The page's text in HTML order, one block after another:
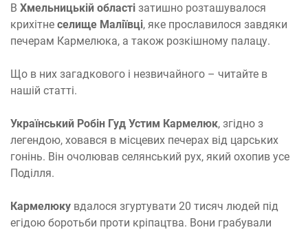
В Хмельницькій області затишно розташувалося
крихітне селище Маліївці, яке прославилося завдяки
печерам Кармелюка, а також розкішному палацу.
Що в них загадкового і незвичайного – читайте в
нашій статті.
Український Робін Гуд Устим Кармелюк, згідно з
легендою, ховався в місцевих печерах від царських
гонінь. Він очолював селянський рух, який охопив усе
Поділля.
Кармелюку вдалося згуртувати 20 тисяч людей під
егідою боротьби проти кріпацтва. Вони грабували